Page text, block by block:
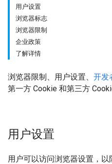
用户设置
浏览器标志
浏览器限制
企业政策
了解详情
浏览器限制、用户设置、 开发
第一方 Cookie 和第三方
用户设置
用户可以访问浏览器设置，